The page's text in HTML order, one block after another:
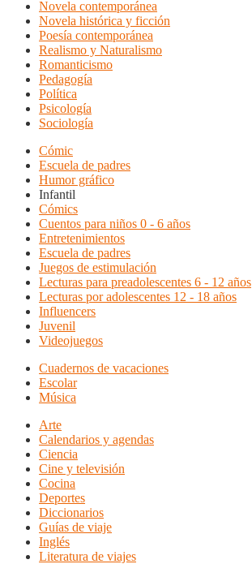
Novela contemporánea
Novela histórica y ficción
Poesía contemporánea
Realismo y Naturalismo
Romanticismo
Pedagogía
Política
Psicología
Sociología
Cómic
Escuela de padres
Humor gráfico
Infantil
Cómics
Cuentos para niños 0 - 6 años
Entretenimientos
Escuela de padres
Juegos de estimulación
Lecturas para preadolescentes 6 - 12 años
Lecturas por adolescentes 12 - 18 años
Influencers
Juvenil
Videojuegos
Cuadernos de vacaciones
Escolar
Música
Arte
Calendarios y agendas
Ciencia
Cine y televisión
Cocina
Deportes
Diccionarios
Guías de viaje
Inglés
Literatura de viajes